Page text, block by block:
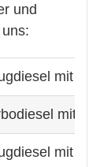
und
mit
mit
mit